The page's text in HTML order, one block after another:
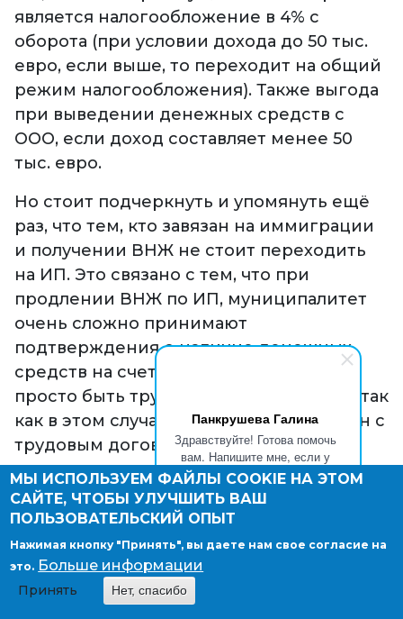
Панкрушева Галина
Здравствуйте! Готова помочь
вам. Напишите мне, если у
вас появятся вопросы.
является налогообложение в 4% с
оборота (при условии дохода до 50 тыс.
евро, если выше, то переходит на общий
режим налогообложения). Также выгода
при выведении денежных средств с
ООО, если доход составляет менее 50
тыс. евро.
Но стоит подчеркнуть и упомянуть ещё
раз, что тем, кто завязан на иммиграции
и получении ВНЖ не стоит переходить
на ИП. Это связано с тем, что при
продлении ВНЖ по ИП, муниципалитет
очень сложно принимают
подтверждения о наличие денежных
средств на счетах. Поэтому проще
просто быть трудоустроенным в ООО, так
как в этом случае Ваш доход уже связан с
трудовым договором.
Предположим, вы являетесь
индивидуальным предпринимателем
пребывание в стране на два года. Ваша
первоначальный ВНЖ, полученный на
основании трудоустройства в качестве
МЫ ИСПОЛЬЗУЕМ ФАЙЛЫ COOKIE НА ЭТОМ
САЙТЕ, ЧТОБЫ УЛУЧШИТЬ ВАШ
ПОЛЬЗОВАТЕЛЬСКИЙ ОПЫТ
Нажимая кнопку "Принять", вы даете нам свое согласие на
это. Больше информации
Принять Нет, спасибо